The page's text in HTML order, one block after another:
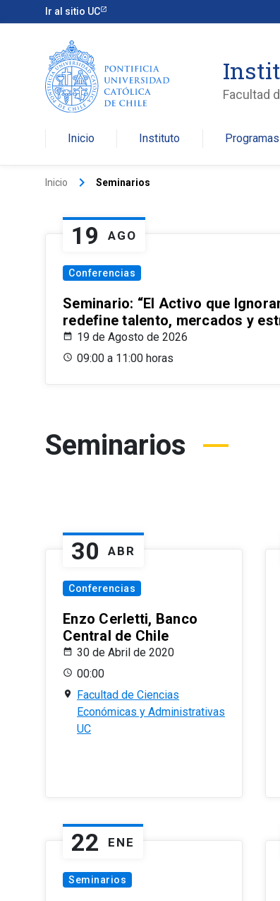
Ir al sitio UC
Facultad
Inicio Instituto Programas
Inicio keyboard_arrow_right Seminarios
19 AGO
Conferencias
Seminario: “El Activo que
redefine talento, mercados y
19 de Agosto de 2026
09:00 a 11:00 horas
Seminarios
30 ABR
Conferencias
Enzo Cerletti, Banco
Central de Chile
30 de Abril de 2020
00:00
Facultad de Ciencias
Económicas y Administrativas
UC
22 ENE
Seminarios